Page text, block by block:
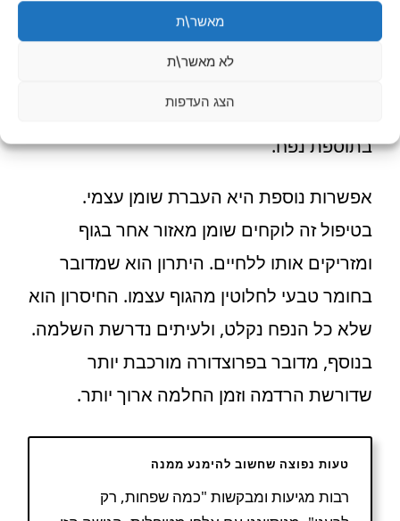
מאשר\ת
לא מאשר\ת
הצג העדפות
במקום להוסיף נפח מיידי, הם מעודדים את
הגוף לייצר קולגן חדש לאורך זמן. התוצאה
שמעוניינת גם בשיפור איכות העור ולא רק
בתוספת נפח.
אפשרות נוספת היא העברת שומן עצמי.
בטיפול זה לוקחים שומן מאזור אחר בגוף
ומזריקים אותו ללחיים. היתרון הוא שמדובר
בחומר טבעי לחלוטין מהגוף עצמו. החיסרון הוא
שלא כל הנפח נקלט, ולעיתים נדרשת השלמה.
בנוסף, מדובר בפרוצדורה מורכבת יותר
שדורשת הרדמה וזמן החלמה ארוך יותר.
טעות נפוצה שחשוב להימנע ממנה
רבות מגיעות ומבקשות "כמה שפחות, רק